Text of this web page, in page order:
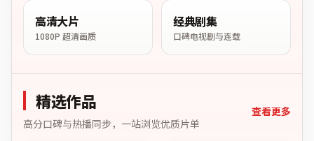
高清大片
1080P 超清画质
经典剧集
口碑电视剧与连载
精选作品
高分口碑与热播同步，一站浏览优质片单
查看更多